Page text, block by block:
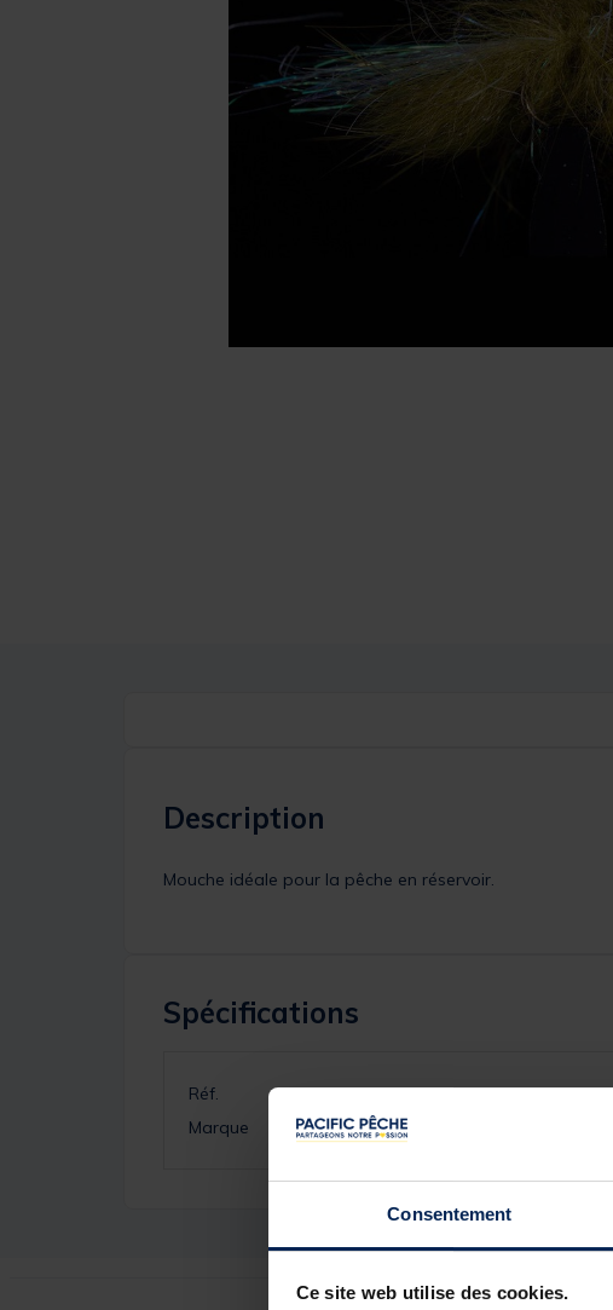
Consentement
Ce site web utilise des cookies.
Description
Mouche idéale pour la pêche en réservoir.
Spécifications
Réf.
Marque